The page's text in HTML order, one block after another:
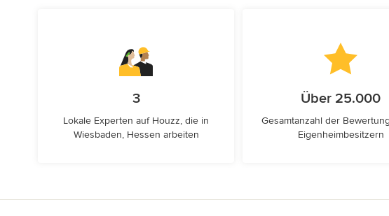
3
Lokale Experten auf Houzz, die in
Wiesbaden, Hessen arbeiten
Über 25.000
Gesamtanzahl der
Eigenheimbesitzern